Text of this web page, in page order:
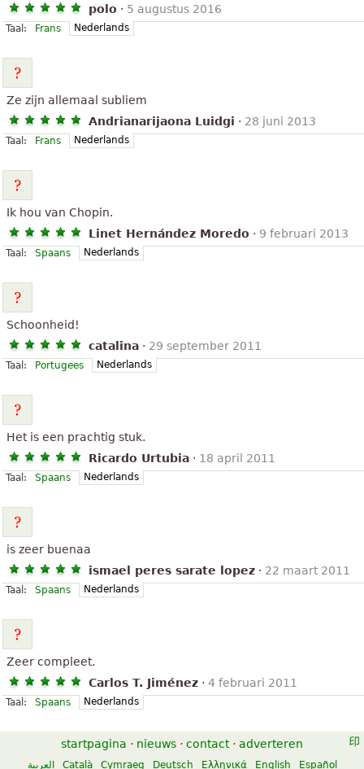
polo · 5 augustus 2016
Taal: Frans Nederlands
Ze zijn allemaal subliem
Andrianarijaona Luidgi · 28 juni 2013
Taal: Frans Nederlands
Ik hou van Chopin.
Linet Hernández Moredo · 9 februari 2013
Taal: Spaans Nederlands
Schoonheid!
catalina · 29 september 2011
Taal: Portugees Nederlands
Het is een prachtig stuk.
Ricardo Urtubia · 18 april 2011
Taal: Spaans Nederlands
is zeer buenaa
ismael peres sarate lopez · 22 maart 2011
Taal: Spaans Nederlands
Zeer compleet.
Carlos T. Jiménez · 4 februari 2011
Taal: Spaans Nederlands
startpagina · nieuws · contact · adverteren
العربية Català Cymraeg Deutsch Ελληνικά English Español